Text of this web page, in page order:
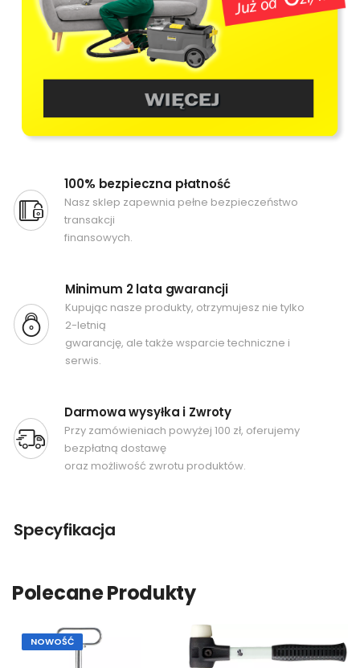
100% bezpieczna płatność
Nasz sklep zapewnia pełne bezpieczeństwo
transakcji
finansowych.
Minimum 2 lata gwarancji
Kupując nasze produkty, otrzymujesz nie tylko
2-letnią
gwarancję, ale także wsparcie techniczne i
serwis.
Darmowa wysyłka i Zwroty
Przy zamówieniach powyżej 100 zł, oferujemy
bezpłatną dostawę
oraz możliwość zwrotu produktów.
Specyfikacja
Polecane Produkty
NOWOŚĆ